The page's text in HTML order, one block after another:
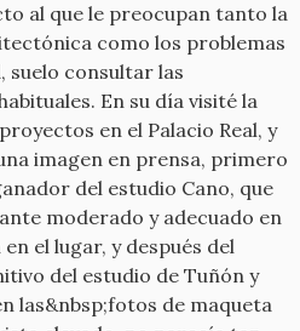
al que le preocupan tanto la
como los problemas
suelo consultar las
En su día visité la
en el Palacio Real, y
imagen en prensa, primero
del estudio Cano, que
moderado y adecuado en
el lugar, y después del
del estudio de Tuñón y
las&nbsp;fotos de maqueta